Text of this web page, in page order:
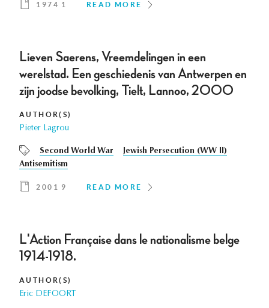
1974 1 READ MORE
Lieven Saerens, Vreemdelingen in een
werelstad. Een geschiedenis van Antwerpen en
zijn joodse bevolking, Tielt, Lannoo, 2000
AUTHOR(S)
Pieter Lagrou
Second World War
Jewish Persecution (WW II)
Antisemitism
2001 9 READ MORE
L'Action Française dans le nationalisme belge
1914-1918.
AUTHOR(S)
Eric DEFOORT